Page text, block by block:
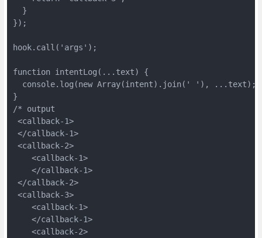
  }
});
hook.call('args');
function intentLog(...text) {
  console.log(new Array(intent).join(' '), ...text);
}
/* output
<callback-1>
</callback-1>
<callback-2>
    <callback-1>
    </callback-1>
</callback-2>
<callback-3>
    <callback-1>
    </callback-1>
    <callback-2>